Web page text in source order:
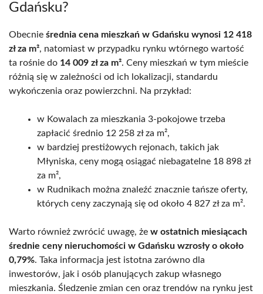
Gdańsku?
Obecnie średnia cena mieszkań w Gdańsku wynosi 12 418
zł za m², natomiast w przypadku rynku wtórnego wartość
ta rośnie do 14 009 zł za m². Ceny mieszkań w tym mieście
różnią się w zależności od ich lokalizacji, standardu
wykończenia oraz powierzchni. Na przykład:
w Kowalach za mieszkania 3-pokojowe trzeba
zapłacić średnio 12 258 zł za m²,
w bardziej prestiżowych rejonach, takich jak
Młyniska, ceny mogą osiągać niebagatelne 18 898 zł
za m²,
w Rudnikach można znaleźć znacznie tańsze oferty,
których ceny zaczynają się od około 4 827 zł za m².
Warto również zwrócić uwagę, że w ostatnich miesiącach
średnie ceny nieruchomości w Gdańsku wzrosły o około
0,79%. Taka informacja jest istotna zarówno dla
inwestorów, jak i osób planujących zakup własnego
mieszkania. Śledzenie zmian cen oraz trendów na rynku jest